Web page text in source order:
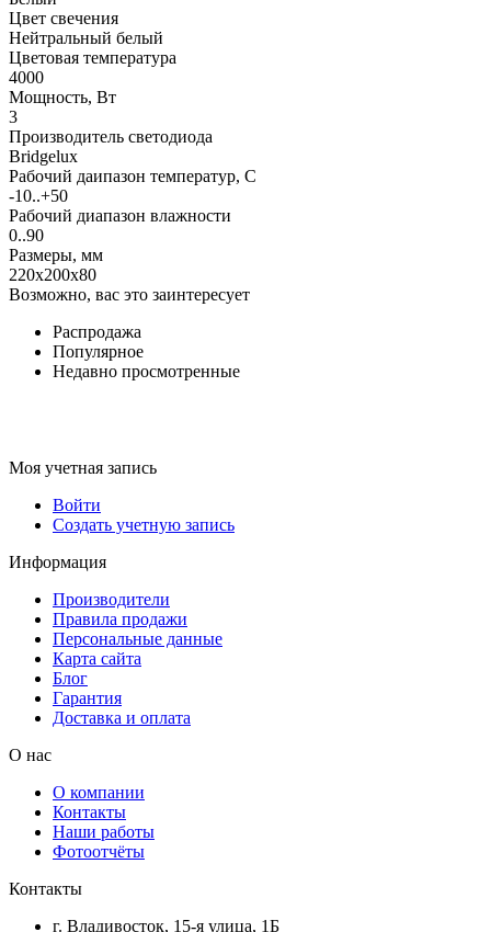
Цвет свечения
Нейтральный белый
Цветовая температура
4000
Мощность, Вт
3
Производитель светодиода
Bridgelux
Рабочий даипазон температур, С
-10..+50
Рабочий диапазон влажности
0..90
Размеры, мм
220х200х80
Возможно, вас это заинтересует
Распродажа
Популярное
Недавно просмотренные
Моя учетная запись
Войти
Создать учетную запись
Информация
Производители
Правила продажи
Персональные данные
Карта сайта
Блог
Гарантия
Доставка и оплата
О нас
О компании
Контакты
Наши работы
Фотоотчёты
Контакты
г. Владивосток, 15-я улица, 1Б